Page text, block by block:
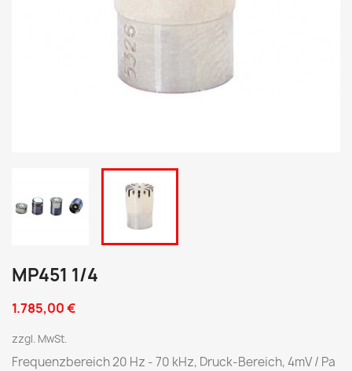
MP451 1/4
1.785,00 €
zzgl. MwSt.
Frequenzbereich 20 Hz - 70 kHz, Druck-Bereich, 4mV / Pa